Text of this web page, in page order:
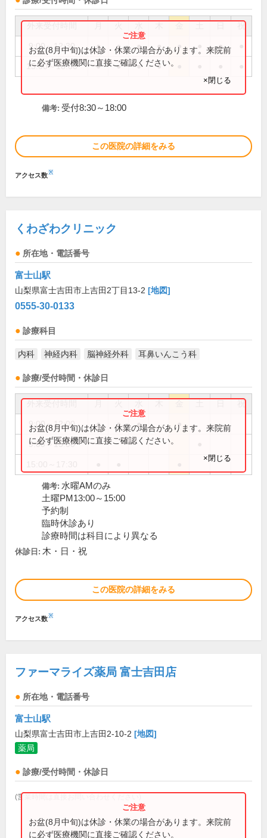
祝
9:00～12:30 ● ● ● ● ● ●
15:00～18:00 ● ● ● ●
お盆(8月中旬)は休診・休業の場合があります。来院前
に必ず医療機関に直接ご確認ください。
×閉じる
備考: 受付8:30～18:00
この医院の詳細をみる
アクセス数※
くわざわクリニック
所在地・電話番号
富士山駅
山梨県富士吉田市上吉田2丁目13-2 [地図]
0555-30-0133
診療科目
内科 神経内科 脳神経外科 耳鼻いんこう科
診療/受付時間・休診日
祝
9:00～12:00 ● ● ● ●
9:00～15:00
お盆(8月中旬)は休診・休業の場合があります。来院前
に必ず医療機関に直接ご確認ください。
×閉じる
備考: 水曜AMのみ
土曜PM13:00～15:00
予約制
臨時休診あり
診療時間は科目により異なる
休診日: 木・日・祝
この医院の詳細をみる
アクセス数※
ファーマライズ薬局 富士吉田店
所在地・電話番号
富士山駅
山梨県富士吉田市上吉田2-10-2 [地図]
薬局
診療/受付時間・休診日
(営業時間は直接お問い合わせください)
お盆(8月中旬)は休診・休業の場合があります。来院前
に必ず医療機関に直接ご確認ください。